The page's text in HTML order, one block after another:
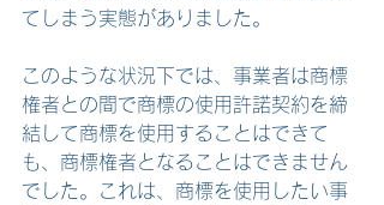
てしまう実態がありました。
このような状況下では、事業者は商標
権者との間で商標の使用許諾契約を締
結して商標を使用することはできて
も、商標権者となることはできません
でした。これは、商標を使用したい事